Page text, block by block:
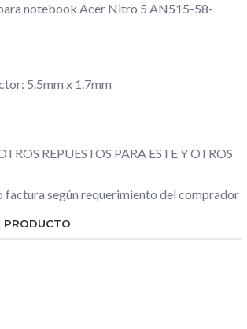
notebook Acer Nitro 5 AN515-58-
5.5mm x 1.7mm
REPUESTOS PARA ESTE Y OTROS
factura según requerimiento del comprador
PRODUCTO